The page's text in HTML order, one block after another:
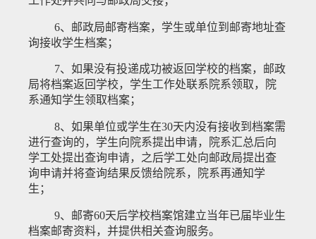
6、 邮政局邮寄档案，学生或单位到邮寄地址查
询接收学生档案；
7、如果没有投递成功被返回学校的档案， 邮政
局将档案返回学校，学生工作处联系 院系领取，院
系通知学生领取档案；
8、如果单位或学生在30天内没有接收到档案需
进行查询的，学生向院系提出申请，院系汇总后向
学工处提出查询申请，之后学工处向邮政局提出查
询申请并将查询结果反馈给院系，院系再通知学
生；
9、邮寄60天后学校档案馆建立当年已届毕业生
档案邮寄资料，并提供相关查询服务。